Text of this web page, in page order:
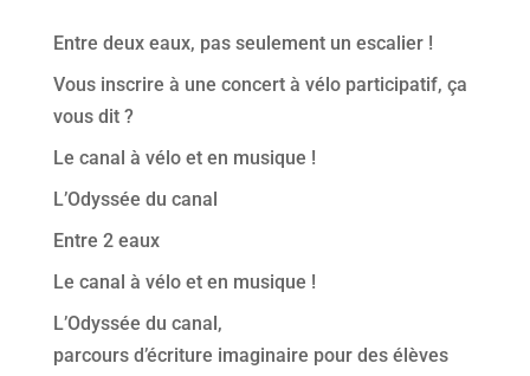
Entre deux eaux, pas seulement un escalier !
Vous inscrire à une concert à vélo participatif, ça
vous dit ?
Le canal à vélo et en musique !
L’Odyssée du canal
Entre 2 eaux
Le canal à vélo et en musique !
L’Odyssée du canal,
parcours d’écriture imaginaire pour des élèves